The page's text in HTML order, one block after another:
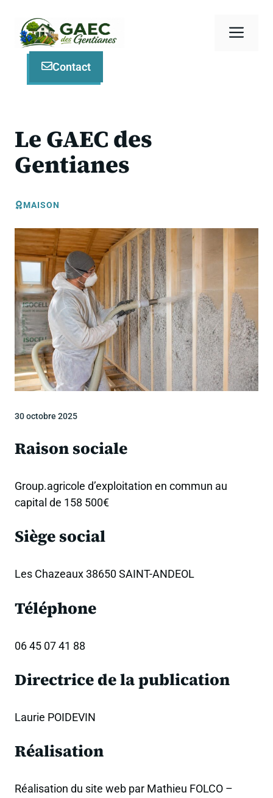
contenu
Contact
Le GAEC des
Gentianes
MAISON
30 octobre 2025
Raison sociale
Group.agricole d’exploitation en commun au
capital de 158 500€
Siège social
Les Chazeaux 38650 SAINT-ANDEOL
Téléphone
06 45 07 41 88
Directrice de la publication
Laurie POIDEVIN
Réalisation
Réalisation du site web par Mathieu FOLCO –